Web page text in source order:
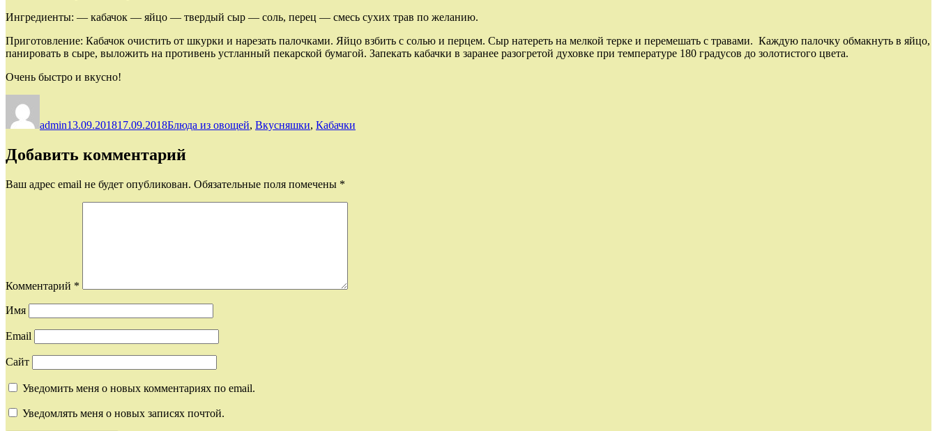
Ингредиенты: — кабачок — яйцо — твердый сыр — соль, перец — смесь сухих трав по желанию.
Приготовление: Кабачок очистить от шкурки и нарезать палочками. Яйцо взбить с солью и перцем. Сыр натереть на мелкой терке и перемешать с травами. Каждую палочку обмакнуть в яйцо,
панировать в сыре, выложить на противень устланный пекарской бумагой. Запекать кабачки в заранее разогретой духовке при температуре 180 градусов до золотистого цвета.
Очень быстро и вкусно!
admin13.09.201817.09.2018Блюда из овощей, Вкусняшки, Кабачки
Добавить комментарий
Ваш адрес email не будет опубликован. Обязательные поля помечены *
Комментарий *
Имя
Email
Сайт
Уведомить меня о новых комментариях по email.
Уведомлять меня о новых записях почтой.